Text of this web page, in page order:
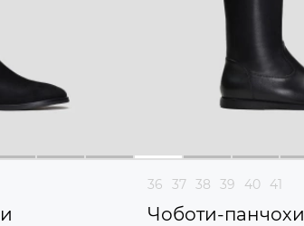
36 37 38 39 40 41
Чоботи-панчохи